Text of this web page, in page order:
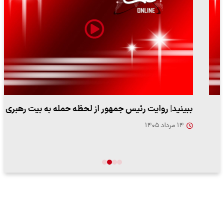
ببینید| روایت رئیس جمهور از لحظه حمله به بیت رهبری